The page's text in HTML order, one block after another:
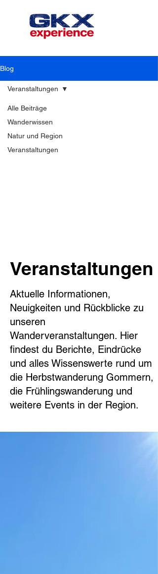
Blog
Alle Beiträge
Wanderwissen
Natur und Region
Veranstaltungen
Veranstaltungen
Veranstaltungen
Aktuelle Informationen,
Neuigkeiten und Rückblicke zu
unseren
Wanderveranstaltungen. Hier
findest du Berichte, Eindrücke
und alles Wissenswerte rund um
die Herbstwanderung Gommern,
die Frühlingswanderung und
weitere Events in der Region.